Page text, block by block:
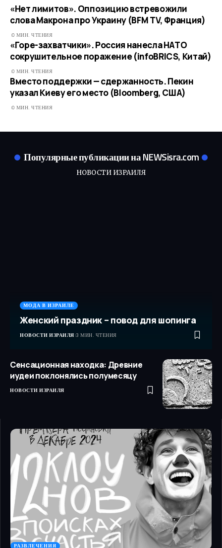
«Нет лимитов». Оппозицию встревожили
слова Макрона про Украину (BFM TV, Франция)
0 МИН. ЧТЕНИЯ
«Горе-захватчики». Россия нанесла НАТО
сокрушительное поражение (infoBRICS, Китай)
0 МИН. ЧТЕНИЯ
Вместо поддержки — сдержанность. Пекин
указал Киеву его место (Bloomberg, США)
0 МИН. ЧТЕНИЯ
Популярные публикации на NEWSisra.com
НОВОСТИ ИЗРАИЛЯ
МОДА В ИЗРАИЛЕ
Женский праздник – повод для шопинга
НОВОСТИ ИЗРАИЛЯ 3 МИН. ЧТЕНИЯ
Сенсационная находка: Древние
иудеи поклонялись полумесяцу
НОВОСТИ ИЗРАИЛЯ
РАЗВЛЕЧЕНИЯ